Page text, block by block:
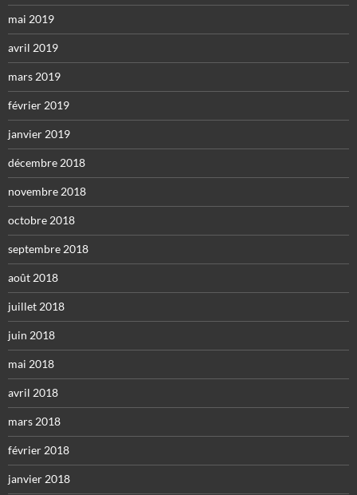
mai 2019
avril 2019
mars 2019
février 2019
janvier 2019
décembre 2018
novembre 2018
octobre 2018
septembre 2018
août 2018
juillet 2018
juin 2018
mai 2018
avril 2018
mars 2018
février 2018
janvier 2018